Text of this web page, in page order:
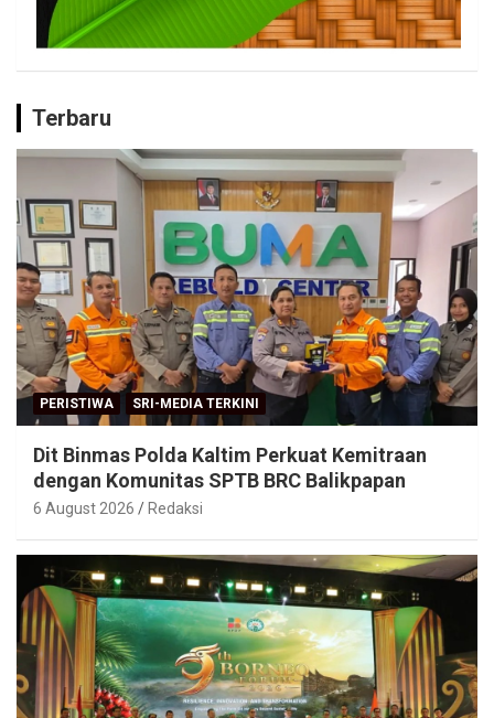
Terbaru
PERISTIWA SRI-MEDIA TERKINI
Dit Binmas Polda Kaltim Perkuat Kemitraan
dengan Komunitas SPTB BRC Balikpapan
6 August 2026 Redaksi